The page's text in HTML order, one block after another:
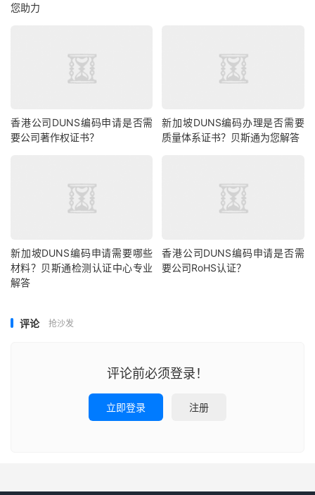
您助力
香港公司DUNS编码申请是否需
要公司著作权证书？
新加坡DUNS编码办理是否需要
质量体系证书？贝斯通为您解答
新加坡DUNS编码申请需要哪些
材料？贝斯通检测认证中心专业
解答
香港公司DUNS编码申请是否需
要公司RoHS认证？
评论 抢沙发
评论前必须登录！
立即登录 注册